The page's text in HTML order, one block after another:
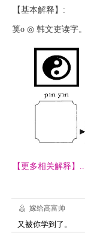
【基本解释】:
筽o ◎ 韩文吏读字
【更多相关解释】